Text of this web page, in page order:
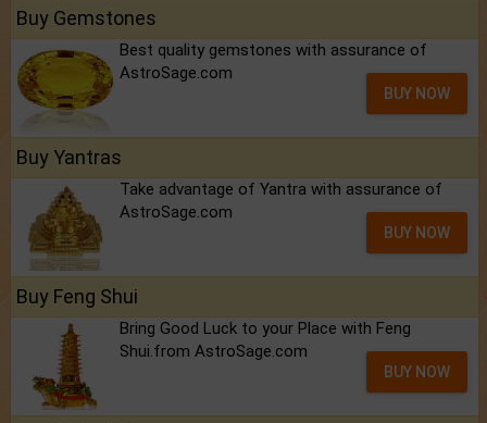
Buy Gemstones
Best quality gemstones with assurance of
AstroSage.com
BUY NOW
Buy Yantras
Take advantage of Yantra with assurance of
AstroSage.com
BUY NOW
Buy Feng Shui
Bring Good Luck to your Place with Feng
Shui.from AstroSage.com
BUY NOW